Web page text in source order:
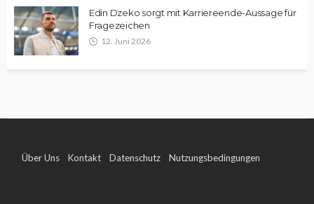
Edin Dzeko sorgt mit Karriereende-Aussage für
Fragezeichen
12. Juni 2026
Über Uns Kontakt Datenschutz Nutzungsbedingungen